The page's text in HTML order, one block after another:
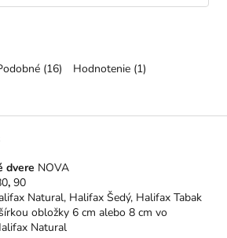
(16) Hodnotenie (1)
dvere NOVA
, 90
Natural, Halifax Šedý, Halifax Tabak
obložky 6 cm alebo 8 cm vo
Natural